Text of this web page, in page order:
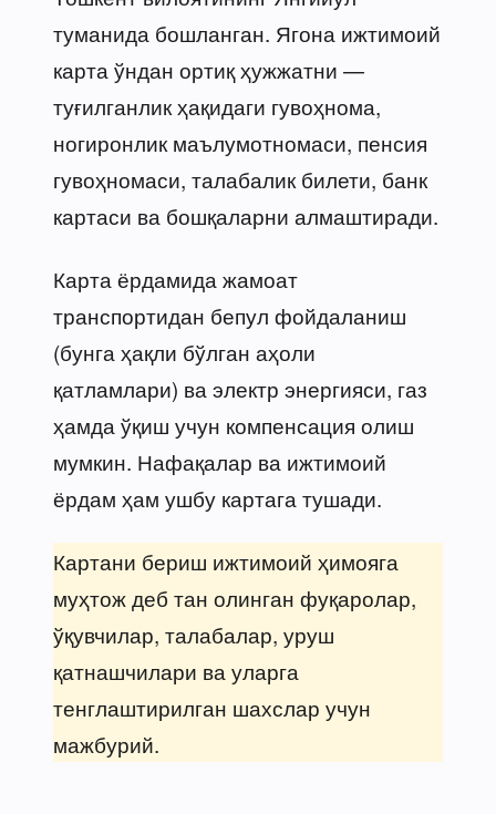
туманида бошланган. Ягона ижтимоий
карта ўндан ортиқ ҳужжатни —
туғилганлик ҳақидаги гувоҳнома,
ногиронлик маълумотномаси, пенсия
гувоҳномаси, талабалик билети, банк
картаси ва бошқаларни алмаштиради.
Карта ёрдамида жамоат
транспортидан бепул фойдаланиш
(бунга ҳақли бўлган аҳоли
қатламлари) ва электр энергияси, газ
ҳамда ўқиш учун компенсация олиш
мумкин. Нафақалар ва ижтимоий
ёрдам ҳам ушбу картага тушади.
Картани бериш ижтимоий ҳимояга
муҳтож деб тан олинган фуқаролар,
ўқувчилар, талабалар, уруш
қатнашчилари ва уларга
тенглаштирилган шахслар учун
мажбурий.